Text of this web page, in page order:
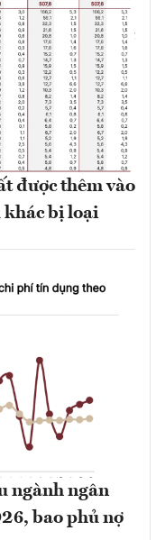
được thêm vào
khác bị loại
ngành ngân
bao phủ nợ